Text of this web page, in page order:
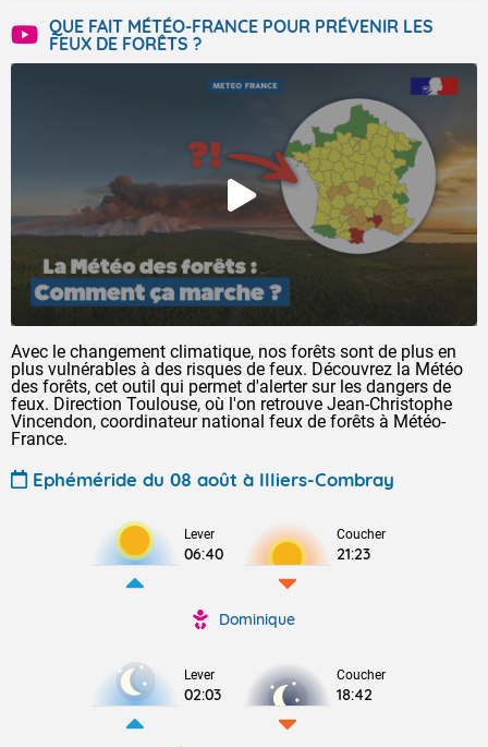
QUE FAIT MÉTÉO-FRANCE POUR PRÉVENIR LES
FEUX DE FORÊTS ?
Avec le changement climatique, nos forêts sont de plus en
plus vulnérables à des risques de feux. Découvrez la Météo
des forêts, cet outil qui permet d'alerter sur les dangers de
feux. Direction Toulouse, où l'on retrouve Jean-Christophe
Vincendon, coordinateur national feux de forêts à Météo-
France.
Ephéméride du 08 août à Illiers-Combray
Lever
06:40
Coucher
21:23
Dominique
Lever
02:03
Coucher
18:42